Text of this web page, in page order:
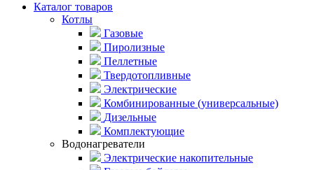
Каталог товаров
Котлы
Газовые
Пиролизные
Пеллетные
Твердотопливные
Электрические
Комбинированные (универсальные)
Дизельные
Комплектующие
Водонагреватели
Электрические накопительные